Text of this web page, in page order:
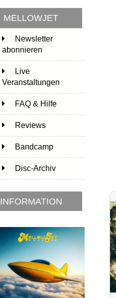
MELLOWJET
Newsletter
abonnieren
Live
Veranstaltungen
FAQ & Hilfe
Reviews
Bandcamp
Disc-Archiv
INFORMATION